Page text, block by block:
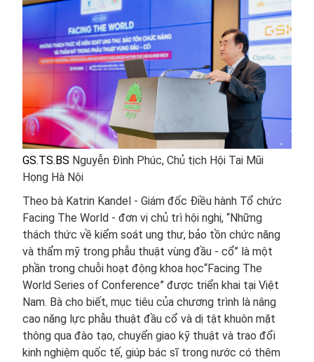
GS.TS.BS Nguyễn Đình Phúc, Chủ tịch Hội Tai Mũi
Họng Hà Nội
Theo bà Katrin Kandel - Giám đốc Điều hành Tổ chức
Facing The World - đơn vị chủ trì hội nghị, “Những
thách thức về kiểm soát ung thư, bảo tồn chức năng
và thẩm mỹ trong phẫu thuật vùng đầu - cổ” là một
phần trong chuỗi hoạt động khoa học“Facing The
World Series of Conference” được triển khai tại Việt
Nam. Bà cho biết, mục tiêu của chương trình là nâng
cao năng lực phẫu thuật đầu cổ và dị tật khuôn mặt
thông qua đào tạo, chuyển giao kỹ thuật và trao đổi
kinh nghiệm quốc tế, giúp bác sĩ trong nước có thêm